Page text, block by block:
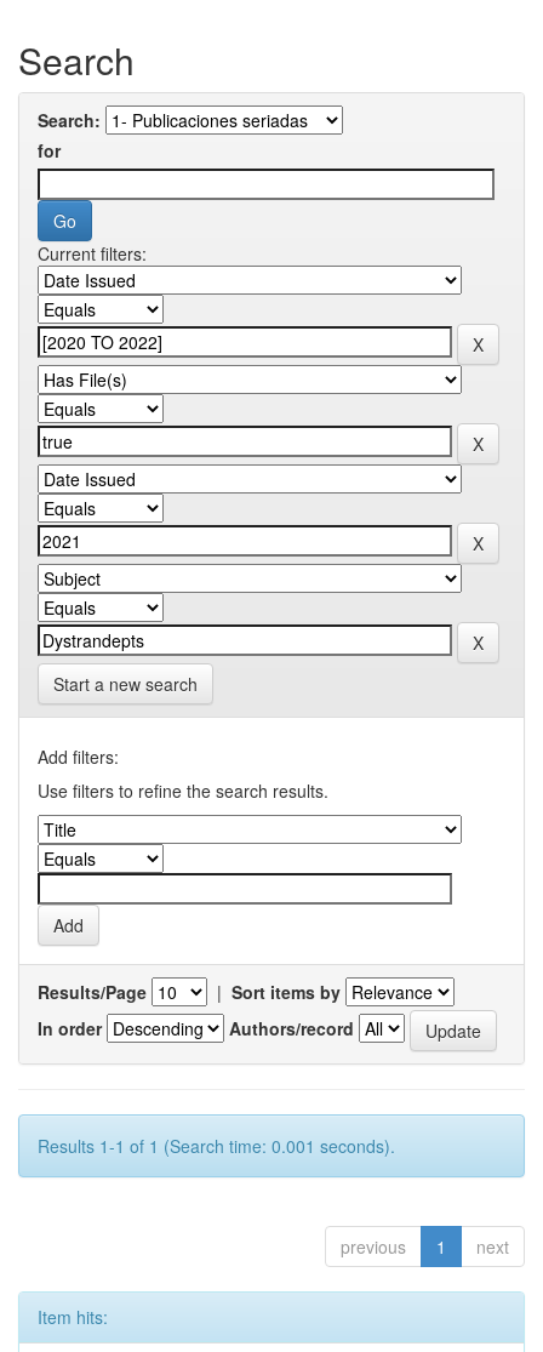
Search
Search:
for
Current filters:
Start a new search
Add filters:
Use filters to refine the search results.
Results/Page | Sort items by
In order
Authors/record
Results 1-1 of 1 (Search time: 0.001 seconds).
previous 1 next
Item hits: